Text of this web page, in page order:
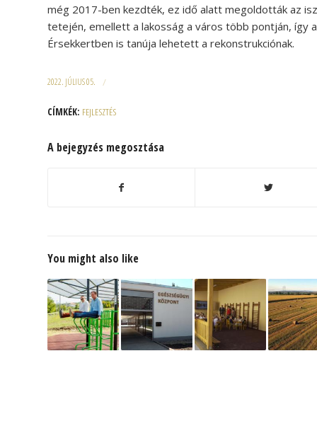
még 2017-ben kezdték, ez idő alatt megoldották az
tetején, emellett a lakosság a város több pontján, így
Érsekkertben is tanúja lehetett a rekonstrukciónak.
2022. JÚLIUS 05. /
CÍMKÉK: FEJLESZTÉS
A bejegyzés megosztása
You might also like